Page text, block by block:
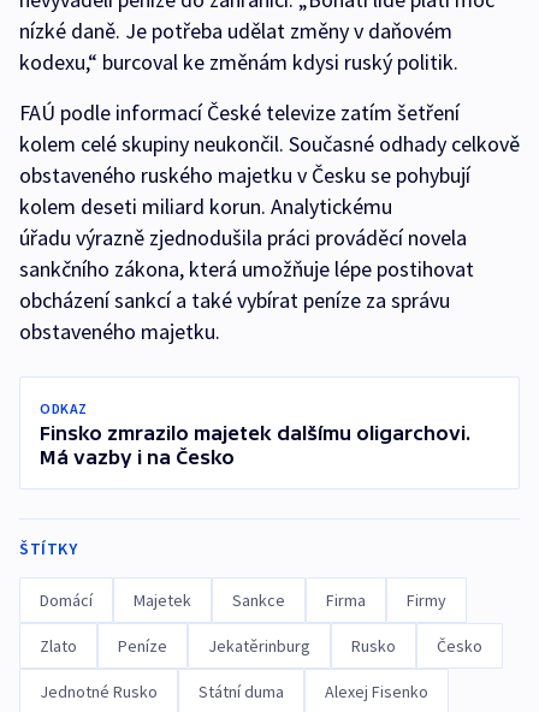
nízké daně. Je potřeba udělat změny v daňovém
kodexu,“ burcoval ke změnám kdysi ruský politik.
FAÚ podle informací České televize zatím šetření
kolem celé skupiny neukončil. Současné odhady celkově
obstaveného ruského majetku v Česku se pohybují
kolem deseti miliard korun. Analytickému
úřadu výrazně zjednodušila práci prováděcí novela
sankčního zákona, která umožňuje lépe postihovat
obcházení sankcí a také vybírat peníze za správu
obstaveného majetku.
ODKAZ
Finsko zmrazilo majetek dalšímu oligarchovi.
Má vazby i na Česko
ŠTÍTKY
Domácí Majetek Sankce Firma Firmy
Zlato Peníze Jekatěrinburg Rusko Česko
Jednotné Rusko Státní duma Alexej Fisenko